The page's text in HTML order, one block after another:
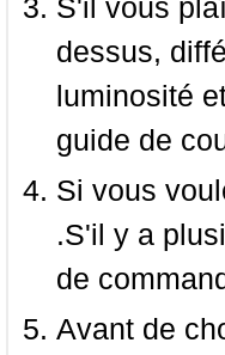
S'il vous
dessus,
luminosité
guide de
Si vous
.S'il y a
de
Avant de